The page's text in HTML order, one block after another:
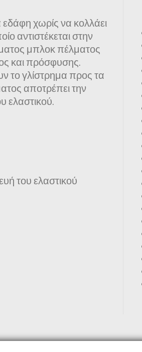
εδάφη χωρίς να κολλάει
αντιστέκεται στην
μπλοκ πέλματος
και πρόσφυσης.
το γλίστρημα προς τα
αποτρέπει την
ελαστικού.
του ελαστικού